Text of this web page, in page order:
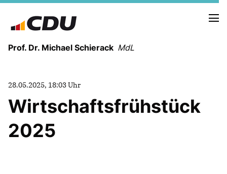
Prof. Dr. Michael Schierack MdL
28.05.2025, 18:03 Uhr
Wirtschaftsfrühstück
2025